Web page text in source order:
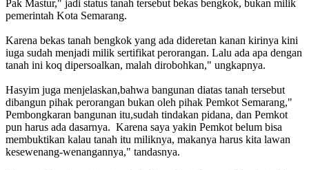
Pak Mastur," jadi status tanah tersebut bekas bengkok, bukan milik
pemerintah Kota Semarang.
Karena bekas tanah bengkok yang ada dideretan kanan kirinya kini
iuga sudah menjadi milik sertifikat perorangan. Lalu ada apa dengan
tanah ini koq dipersoalkan, malah dirobohkan," ungkapnya.
Hasyim juga menjelaskan,bahwa bangunan diatas tanah tersebut
dibangun pihak perorangan bukan oleh pihak Pemkot Semarang,"
Pembongkaran bangunan itu,sudah tindakan pidana, dan Pemkot
pun harus ada dasarnya. Karena saya yakin Pemkot belum bisa
membuktikan kalau tanah itu miliknya, makanya harus kita lawan
kesewenang-wenangannya," tandasnya.